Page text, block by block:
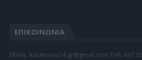
ΕΠΙΚΟΙΝΩΝΙΑ
EMAIL: kalamaria24.gr@gmail.com TΗΛ: 697